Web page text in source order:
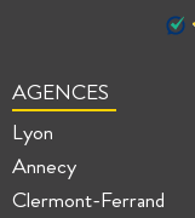
AGENCES
Lyon
Annecy
Clermont-Ferrand